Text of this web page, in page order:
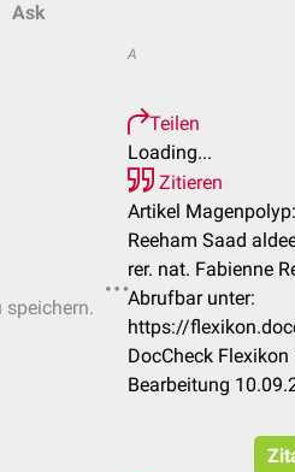
Ask
speichern.
A
Teilen
Loading...
Zitieren
Artikel Magenpolyp:
Reeham Saad
rer. nat. Fabienne
Abrufbar unter:
https://
DocCheck
Bearbeitung